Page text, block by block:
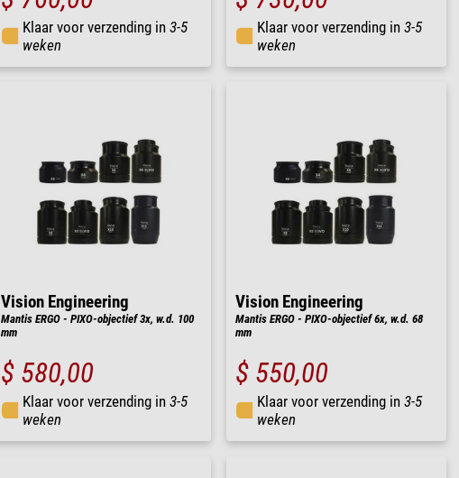
Klaar voor verzending in 3-5
weken
Klaar voor verzending in 3-5
weken
Vision Engineering
Mantis ERGO - PIXO-objectief 3x, w.d. 100
mm
$ 580,00
Klaar voor verzending in 3-5
weken
Vision Engineering
Mantis ERGO - PIXO-objectief 6x, w.d. 68
mm
$ 550,00
Klaar voor verzending in 3-5
weken